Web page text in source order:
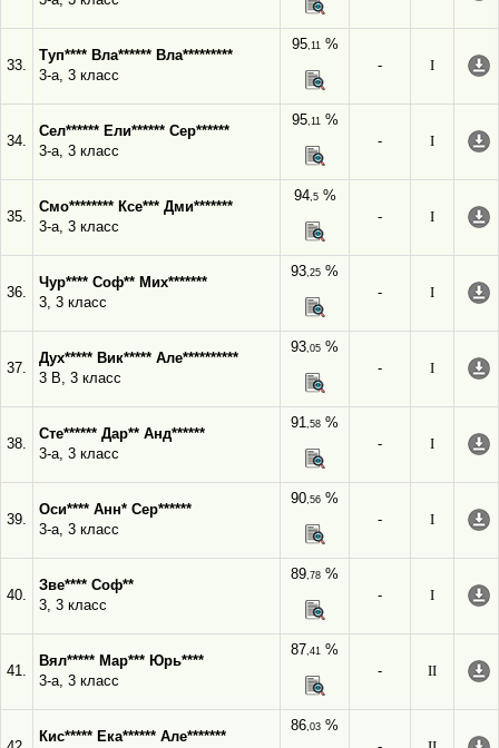
33.
Туп**** Вла****** Вла*********
3-а, 3 класс
95,11%
-
I
34.
Сел****** Ели****** Сер******
3-а, 3 класс
95,11%
-
I
35.
Смо******** Ксе*** Дми*******
3-а, 3 класс
94,5%
-
I
36.
Чур**** Соф** Мих*******
3, 3 класс
93,25 %
-
I
37.
Дух***** Вик***** Але**********
3 В, 3 класс
93,05 %
-
I
38.
Сте****** Дар** Анд******
3-а, 3 класс
91,58 %
-
I
39.
Оси**** Анн* Сер******
3-а, 3 класс
90,56 %
-
I
40.
Зве**** Соф**
3, 3 класс
89,78 %
-
I
41.
Вял***** Мар*** Юрь****
3-а, 3 класс
87,41 %
-
II
Кис***** Ека****** Але*******
86,03 %